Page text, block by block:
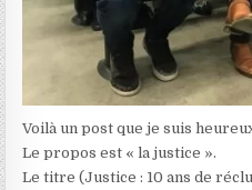
Voilà un post que je suis
Le propos est « la justice ».
Le titre (Justice : 10 ans de